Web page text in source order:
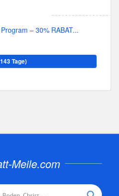
– 30% RABAT...
Tage)
Meile.com